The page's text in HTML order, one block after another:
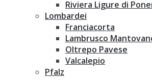
Riviera Ligure di
Lombardei
Franciacorta
Lambrusco
Oltrepo Pavese
Valcalepio
Pfalz